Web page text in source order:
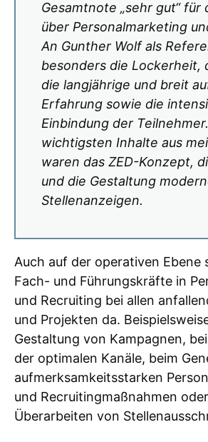
Gesamtnote „sehr gut“ für
über Personalmarketing
An Gunther Wolf als
besonders die Lockerheit,
die langjährige und breit
Erfahrung sowie die
Einbindung der
wichtigsten Inhalte aus
waren das ZED-Konzept,
und die Gestaltung
Stellenanzeigen.
Auch auf der operativen Ebene
Fach- und Führungskräfte in
und Recruiting bei allen
und Projekten da.
Gestaltung von Kampagnen,
der optimalen Kanäle, beim
aufmerksamkeitsstarken
und Recruitingmaßnahmen
Überarbeiten von